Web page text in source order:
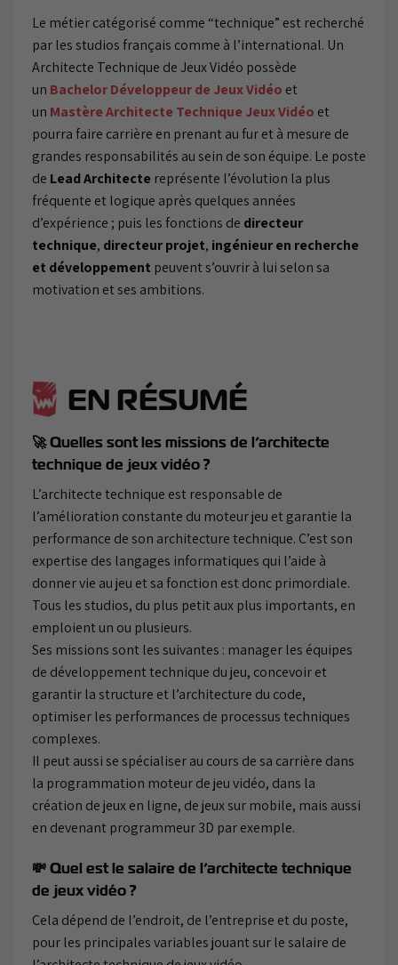
Le métier catégorisé comme “technique” est recherché
par les studios français comme à l’international. Un
Architecte Technique de Jeux Vidéo possède
un Bachelor Développeur de Jeux Vidéo et
un Mastère Architecte Technique Jeux Vidéo et
pourra faire carrière en prenant au fur et à mesure de
grandes responsabilités au sein de son équipe. Le poste
de Lead Architecte représente l’évolution la plus
fréquente et logique après quelques années
d’expérience ; puis les fonctions de directeur
technique, directeur projet, ingénieur en recherche
et développement peuvent s’ouvrir à lui selon sa
motivation et ses ambitions.
EN RÉSUMÉ
🚀 Quelles sont les missions de l’architecte
technique de jeux vidéo ?
L’architecte technique est responsable de
l’amélioration constante du moteur jeu et garantie la
performance de son architecture technique. C’est son
expertise des langages informatiques qui l’aide à
donner vie au jeu et sa fonction est donc primordiale.
Tous les studios, du plus petit aux plus importants, en
emploient un ou plusieurs.
Ses missions sont les suivantes : manager les équipes
de développement technique du jeu, concevoir et
garantir la structure et l’architecture du code,
optimiser les performances de processus techniques
complexes.
Il peut aussi se spécialiser au cours de sa carrière dans
la programmation moteur de jeu vidéo, dans la
création de jeux en ligne, de jeux sur mobile, mais aussi
en devenant programmeur 3D par exemple.
💸 Quel est le salaire de l’architecte technique
de jeux vidéo ?
Cela dépend de l’endroit, de l’entreprise et du poste,
pour les principales variables jouant sur le salaire de